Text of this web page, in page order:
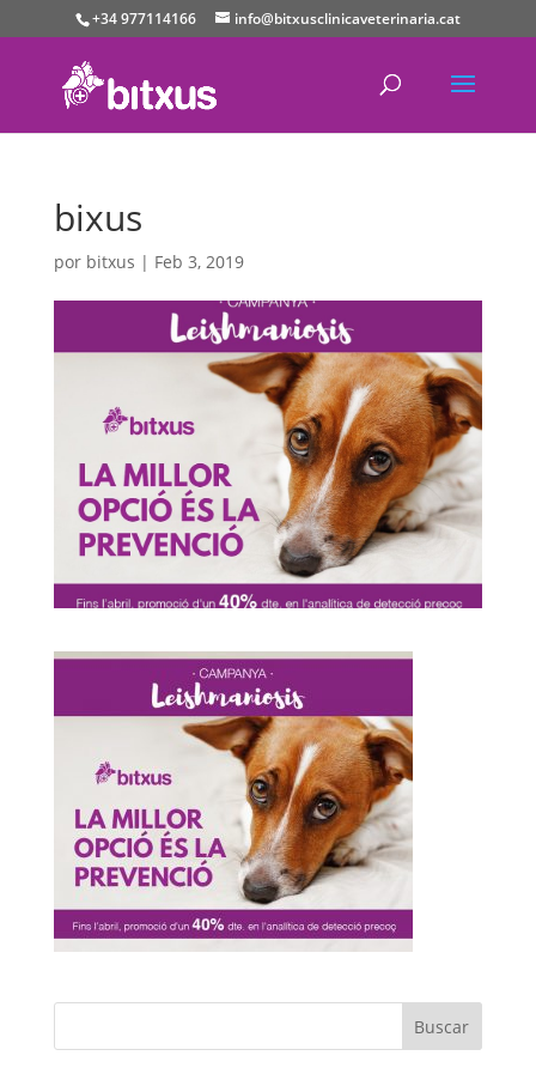
+34 977114166 info@bitxusclinicaveterinaria.cat
bixus
por bitxus | Feb 3, 2019